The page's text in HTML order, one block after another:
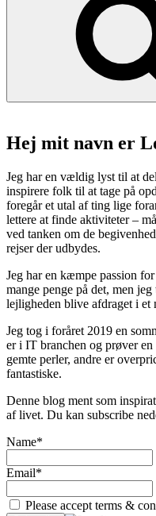
vidunderlig
mad
epicenteret
naturvin”
Hej mit navn er
Jeg har en vældig lyst til at
inspirere folk til at tage på
foregår et utal af ting lige
lettere at finde aktiviteter –
ved tanken om de
rejser der udbydes.
Jeg har en kæmpe passion
mange penge på det, men
lejligheden blive afdraget i et
Jeg tog i foråret 2019 en
er i IT branchen og prøver
gemte perler, andre er
fantastiske.
Denne blog ment som
af livet. Du kan subscribe
Name*
Email*
Please accept terms &